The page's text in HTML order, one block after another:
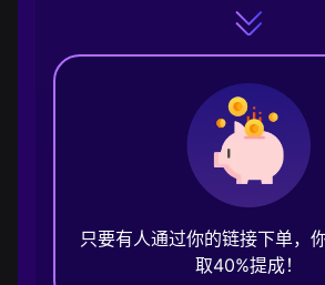
只要有人通过你的链接下单，
取40%提成！